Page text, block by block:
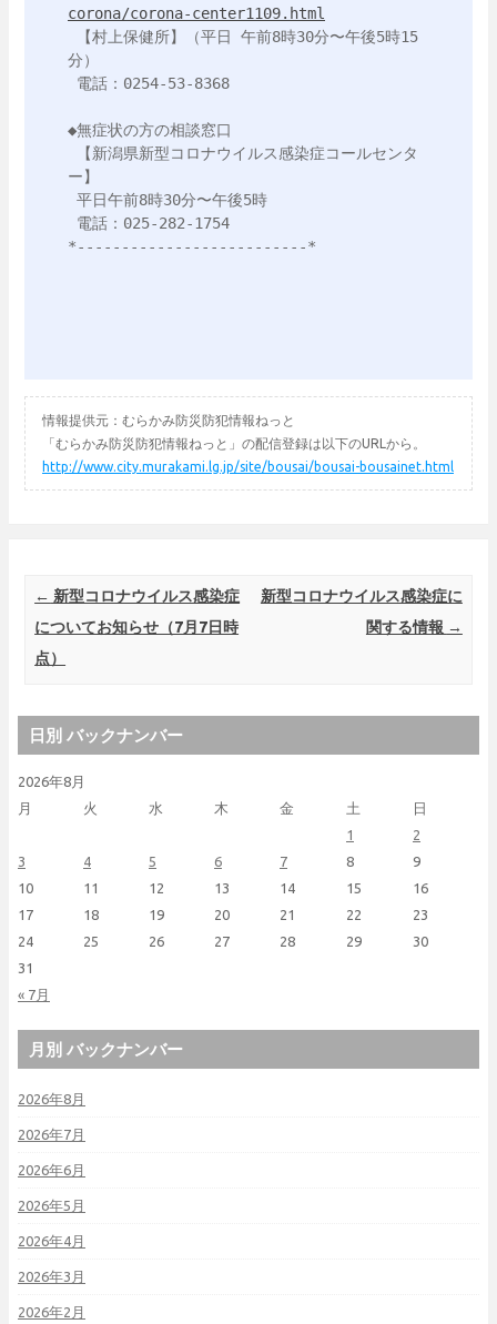
corona/corona-center1109.html
分）
◆無症状の方の相談窓口
ー】
*--------------------------*
情報提供元：むらかみ防災防犯情報ねっと
「むらかみ防災防犯情報ねっと」の配信登録は以下のURLから。
http://www.city.murakami.lg.jp/site/bousai/bousai-bousainet.html
Post navigation
← 新型コロナウイルス感染症
についてお知らせ（7月7日時
点）
新型コロナウイルス感染症に
関する情報 →
日別 バックナンバー
2026年8月
月
火 水 木 金 土 日
« 7月
1
2
3
4 5 6 7 8
9
10
11 12 13 14 15
16
17
18 19 20 21 22
23
24
25 26 27 28 29
30
31
月別 バックナンバー
2026年8月
2026年7月
2026年6月
2026年5月
2026年4月
2026年3月
2026年2月